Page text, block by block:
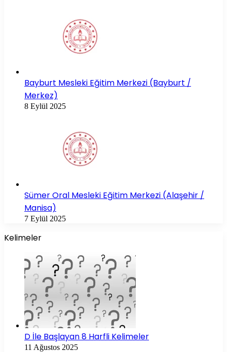
Bayburt Mesleki Eğitim Merkezi (Bayburt /
Merkez)
8 Eylül 2025
Sümer Oral Mesleki Eğitim Merkezi (Alaşehir /
Manisa)
7 Eylül 2025
Kelimeler
D İle Başlayan 8 Harfli Kelimeler
11 Ağustos 2025